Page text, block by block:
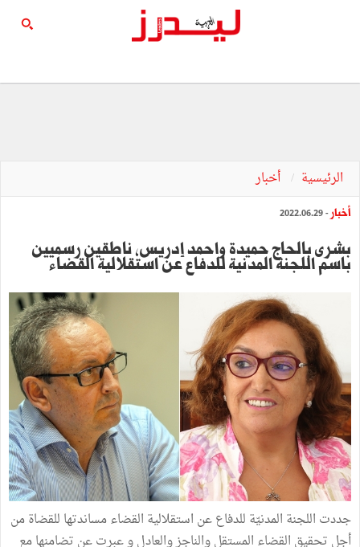
الرئيسية أخبار
أخبار - 2022.06.29
بشرى بالحاج حميدة واحمد إدريس، ناطقين رسميين
باسم اللجنة المدنية للدفاع عن استقلالية القضاء
جددت اللجنة المدنيّة للدفاع عن استقلالية القضاء مساندتها للقضاة من
أجل تحقيق القضاء المستقل والناجز والعادل و عبرت عن تضامنها مع